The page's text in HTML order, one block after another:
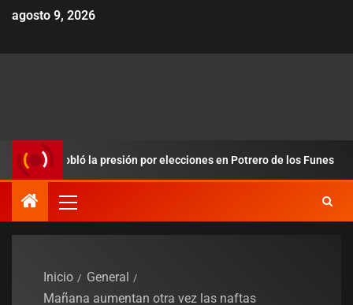
agosto 9, 2026
redobló la presión por elecciones en Potrero de los Funes
Inicio
General
Mañana aumentan otra vez las naftas